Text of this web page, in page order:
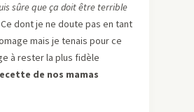
sûre que ça doit être terrible
Ce dont je ne doute pas en tant
mais je tenais pour ce
à rester la plus fidèle
de nos mamas